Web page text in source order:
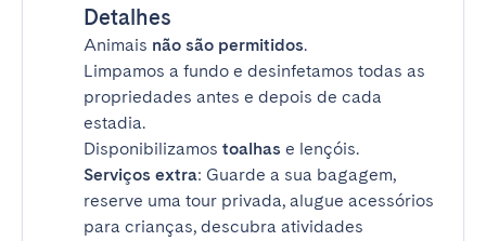
Detalhes
Animais não são permitidos.
Limpamos a fundo e desinfetamos todas as
propriedades antes e depois de cada
estadia.
Disponibilizamos toalhas e lençóis.
Serviços extra: Guarde a sua bagagem,
reserve uma tour privada, alugue acessórios
para crianças, descubra atividades